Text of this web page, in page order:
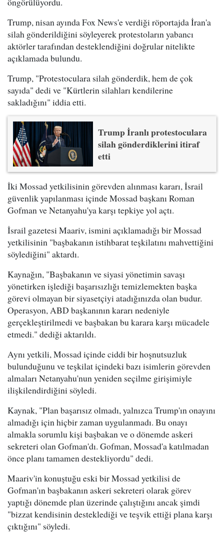
Trump, nisan ayında Fox News'e verdiği röportajda İran'a
silah gönderildiğini söyleyerek protestoların yabancı
aktörler tarafından desteklendiğini doğrular nitelikte
açıklamada bulundu.
Trump, "Protestoculara silah gönderdik, hem de çok
sayıda" dedi ve "Kürtlerin silahları kendilerine
sakladığını" iddia etti.
Trump İranlı protestoculara
silah gönderdiklerini itiraf
etti
İki Mossad yetkilisinin görevden alınması kararı, İsrail
güvenlik yapılanması içinde Mossad başkanı Roman
Gofman ve Netanyahu'ya karşı tepkiye yol açtı.
İsrail gazetesi Maariv, ismini açıklamadığı bir Mossad
yetkilisinin "başbakanın istihbarat teşkilatını mahvettiğini
söylediğini" aktardı.
Kaynağın, "Başbakanın ve siyasi yönetimin savaşı
yönetirken işlediği başarısızlığı temizlemekten başka
görevi olmayan bir siyasetçiyi atadığınızda olan budur.
Operasyon, ABD başkanının kararı nedeniyle
gerçekleştirilmedi ve başbakan bu karara karşı mücadele
etmedi." dediği aktarıldı.
Aynı yetkili, Mossad içinde ciddi bir hoşnutsuzluk
bulunduğunu ve teşkilat içindeki bazı isimlerin görevden
almaları Netanyahu'nun yeniden seçilme girişimiyle
ilişkilendirdiğini söyledi.
Kaynak, "Plan başarısız olmadı, yalnızca Trump'ın onayını
almadığı için hiçbir zaman uygulanmadı. Bu onayı
almakla sorumlu kişi başbakan ve o dönemde askeri
sekreteri olan Gofman'dı. Gofman, Mossad'a katılmadan
önce planı tamamen destekliyordu" dedi.
Maariv'in konuştuğu eski bir Mossad yetkilisi de
Gofman'ın başbakanın askeri sekreteri olarak görev
yaptığı dönemde plan üzerinde çalıştığını ancak şimdi
"bizzat kendisinin desteklediği ve teşvik ettiği plana karşı
çıktığını" söyledi.